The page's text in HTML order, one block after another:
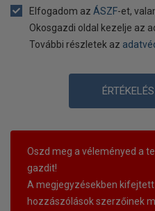
Elfogadom az ÁSZF-et,
Okosgazdi oldal kezelje az
További részletek az
Oszd meg a véleményed a
gazdit!
A megjegyzésekben
hozzászólások szerzőinek